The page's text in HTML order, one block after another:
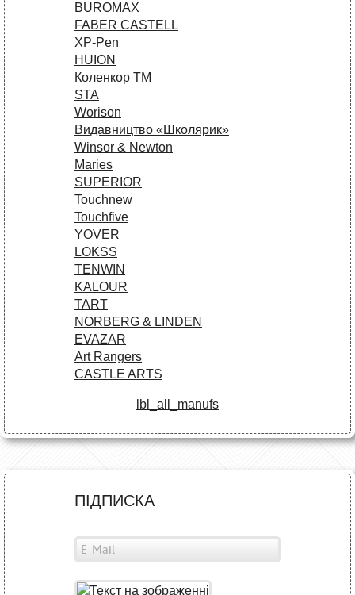
BUROMAX
FABER CASTELL
XP-Pen
HUION
Коленкор ТМ
STA
Worison
Видавництво «Школярик»
Winsor & Newton
Maries
SUPERIOR
Touchnew
Touchfive
YOVER
LOKSS
TENWIN
KALOUR
TART
NORBERG & LINDEN
EVAZAR
Art Rangers
CASTLE ARTS
lbl_all_manufs
ПІДПИСКА